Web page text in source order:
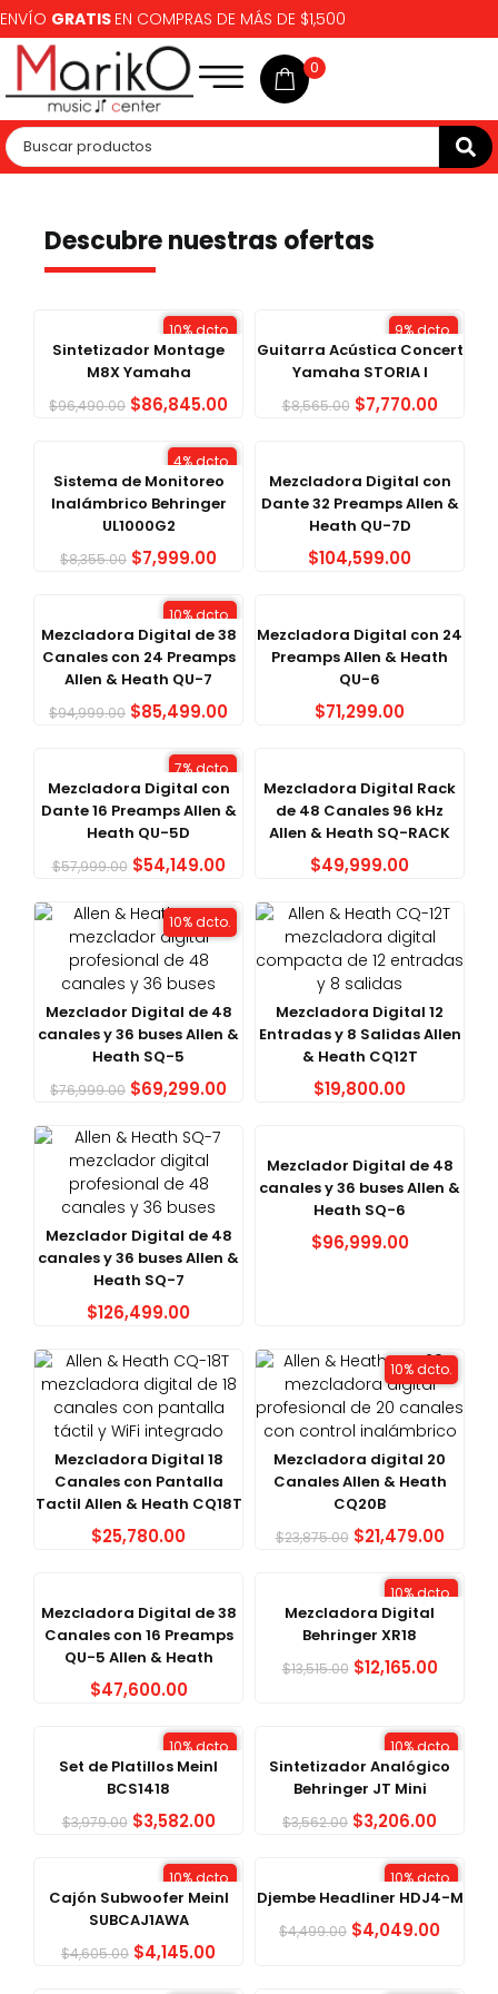
ENVÍO GRATIS EN COMPRAS DE MÁS DE $1,500
0
Descubre nuestras ofertas
10% dcto.
Sintetizador Montage
M8X Yamaha
$96,490.00 $86,845.00
9% dcto.
Guitarra Acústica Concert
Yamaha STORIA I
$8,565.00 $7,770.00
4% dcto.
Sistema de Monitoreo
Inalámbrico Behringer
UL1000G2
$8,355.00 $7,999.00
Mezcladora Digital con
Dante 32 Preamps Allen &
Heath QU-7D
$104,599.00
10% dcto.
Mezcladora Digital de 38
Canales con 24 Preamps
Allen & Heath QU-7
$94,999.00 $85,499.00
Mezcladora Digital con 24
Preamps Allen & Heath
QU-6
$71,299.00
7% dcto.
Mezcladora Digital con
Dante 16 Preamps Allen &
Heath QU-5D
$57,999.00 $54,149.00
Mezcladora Digital Rack
de 48 Canales 96 kHz
Allen & Heath SQ-RACK
$49,999.00
10% dcto.
Mezclador Digital de 48
canales y 36 buses Allen &
Heath SQ-5
$76,999.00 $69,299.00
Mezcladora Digital 12
Entradas y 8 Salidas Allen
& Heath CQ12T
$19,800.00
Mezclador Digital de 48
canales y 36 buses Allen &
Heath SQ-7
$126,499.00
Mezclador Digital de 48
canales y 36 buses Allen &
Heath SQ-6
$96,999.00
Mezcladora Digital 18
Canales con Pantalla
Tactil Allen & Heath CQ18T
$25,780.00
10% dcto.
Mezcladora digital 20
Canales Allen & Heath
CQ20B
$23,875.00 $21,479.00
Mezcladora Digital de 38
Canales con 16 Preamps
QU-5 Allen & Heath
$47,600.00
10% dcto.
Mezcladora Digital
Behringer XR18
$13,515.00 $12,165.00
10% dcto.
Set de Platillos Meinl
BCS1418
$3,979.00 $3,582.00
10% dcto.
Sintetizador Analógico
Behringer JT Mini
$3,562.00 $3,206.00
10% dcto.
Cajón Subwoofer Meinl
SUBCAJ1AWA
$4,605.00 $4,145.00
10% dcto.
Djembe Headliner HDJ4-M
$4,499.00 $4,049.00